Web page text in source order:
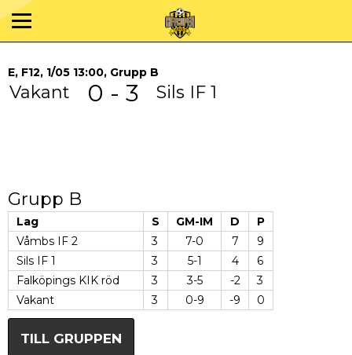
E, F12, 1/05 13:00, Grupp B
Vakant 0 - 3 Sils IF 1
Grupp B
Lag S GM-IM D
P
Våmbs IF 2
3 7-0 7
9
Sils IF 1
3 5-1 4
6
Falköpings KIK röd
3 3-5 -2
3
Vakant
3 0-9 -9 0
TILL GRUPPEN